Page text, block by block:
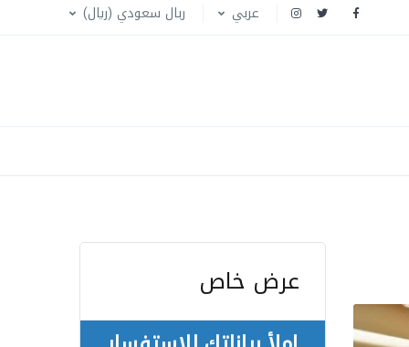
عربي ربال سعودي (ريال)
عرض خاص